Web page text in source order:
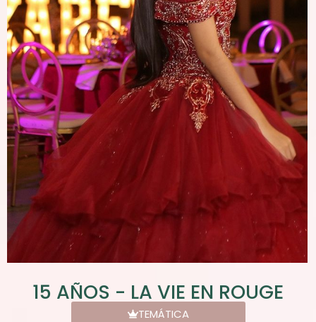
15 AÑOS - LA VIE EN ROUGE
TEMÁTICA